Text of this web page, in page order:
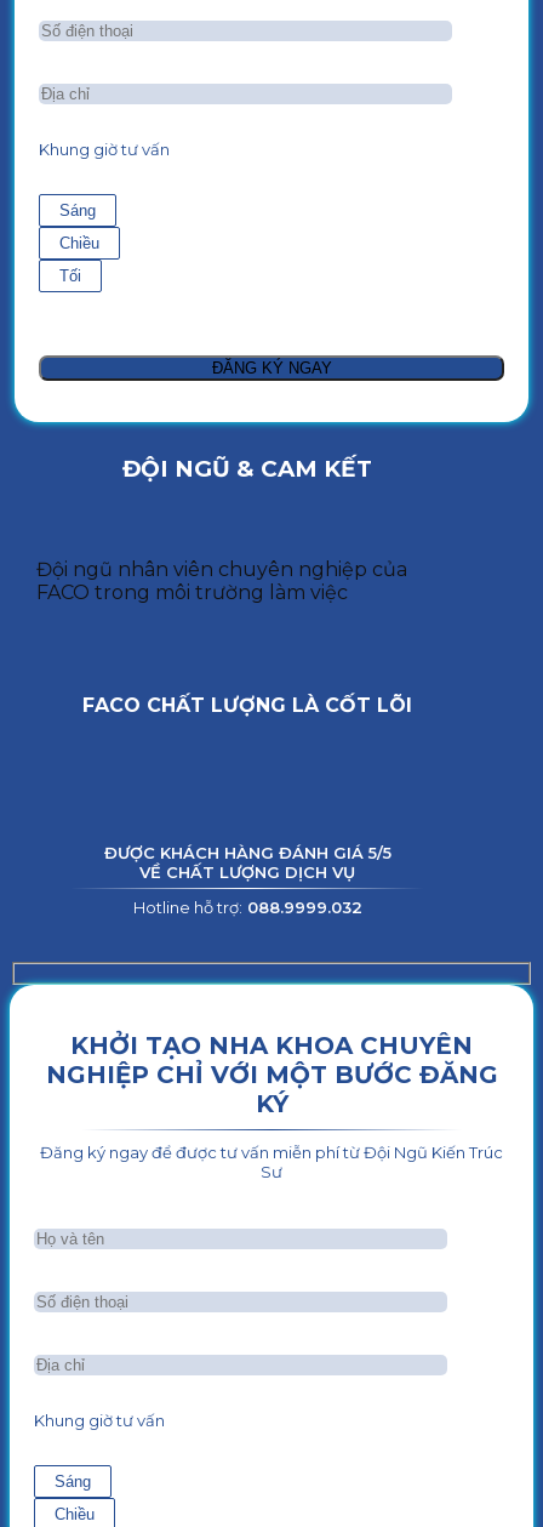
Khung giờ tư vấn
Sáng
Chiều
Tối
ĐỘI NGŨ & CAM KẾT
Đội ngũ nhân viên chuyên nghiệp của
FACO trong môi trường làm việc
FACO CHẤT LƯỢNG LÀ CỐT LÕI
ĐƯỢC KHÁCH HÀNG ĐÁNH GIÁ 5/5
VỀ CHẤT LƯỢNG DỊCH VỤ
Hotline hỗ trợ: 088.9999.032
KHỞI TẠO NHA KHOA CHUYÊN
NGHIỆP CHỈ VỚI MỘT BƯỚC ĐĂNG
KÝ
Đăng ký ngay để được tư vấn miễn phí từ Đội Ngũ Kiến Trúc
Sư
Khung giờ tư vấn
Sáng
Chiều